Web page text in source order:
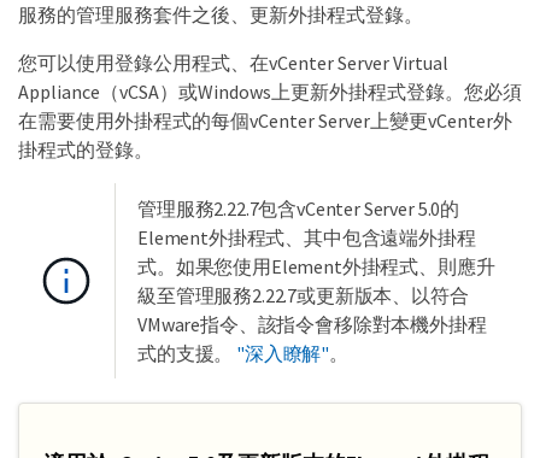
服務的管理服務套件之後、更新外掛程式登錄。
您可以使用登錄公用程式、在vCenter Server Virtual
Appliance（vCSA）或Windows上更新外掛程式登錄。您必須
在需要使用外掛程式的每個vCenter Server上變更vCenter外
掛程式的登錄。
管理服務2.22.7包含vCenter Server 5.0的
Element外掛程式、其中包含遠端外掛程
式。如果您使用Element外掛程式、則應升
級至管理服務2.22.7或更新版本、以符合
VMware指令、該指令會移除對本機外掛程
式的支援。 "深入瞭解"。